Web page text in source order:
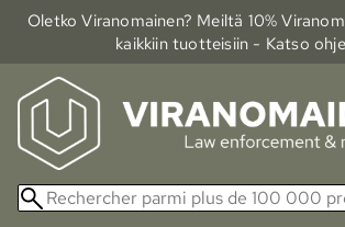
Oletko Viranomainen? Meiltä 10%
kaikkiin tuotteisiin - Katso